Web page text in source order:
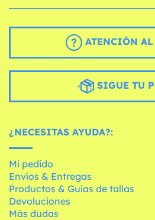
ATENCIÓN
SIGUE TU
¿NECESITAS AYUDA?:
Mi pedido
Envíos & Entregas
Productos & Guías de tallas
Devoluciones
Más dudas